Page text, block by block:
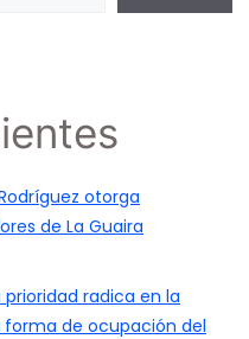
otorga
de La Guaira
prioridad radica en la
de ocupación del